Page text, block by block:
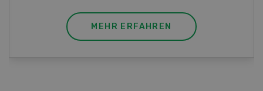
MEHR ERFAHREN